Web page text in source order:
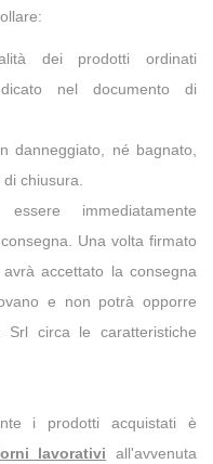
dei prodotti ordinati
nel documento di
danneggiato, né bagnato,
chiusura.
immediatamente
Una volta firmato
accettato la consegna
e non potrà opporre
Srl circa le caratteristiche
i prodotti acquistati è
lavorativi all'avvenuta